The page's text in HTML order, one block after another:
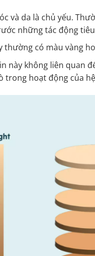
và da là chủ yếu.
những tác động
thường có màu vàng
này không liên quan
trong hoạt động của